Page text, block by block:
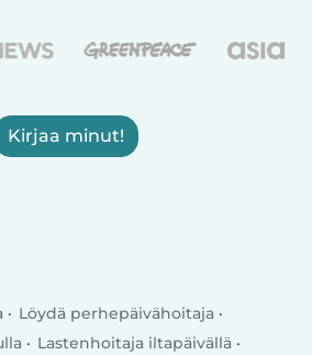
Kirjaa minut!
Löydä perhepäivähoitaja
Lastenhoitaja iltapäivällä